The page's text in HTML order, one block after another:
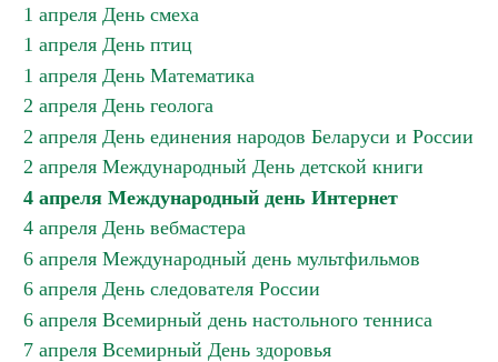
1 апреля День смеха
1 апреля День птиц
1 апреля День Математика
2 апреля День геолога
2 апреля День единения народов Беларуси и России
2 апреля Международный День детской книги
4 апреля Международный день Интернет
4 апреля День вебмастера
6 апреля Международный день мультфильмов
6 апреля День следователя России
6 апреля Всемирный день настольного тенниса
7 апреля Всемирный День здоровья